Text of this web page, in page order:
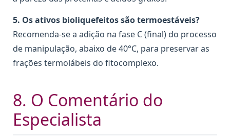
5. Os ativos bioliquefeitos são termoestáveis?
Recomenda-se a adição na fase C (final) do processo
de manipulação, abaixo de 40°C, para preservar as
frações termolábeis do fitocomplexo.
8. O Comentário do
Especialista